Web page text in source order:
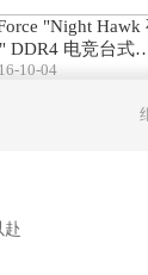
"Night Hawk
DDR4 电竞台式
10-04
赴